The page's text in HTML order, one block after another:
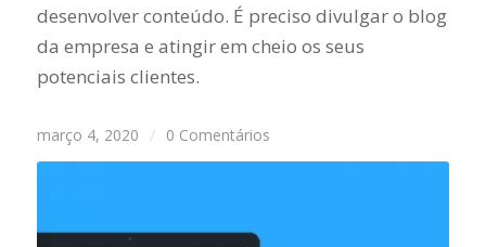
desenvolver conteúdo. É preciso divulgar o blog
da empresa e atingir em cheio os seus
potenciais clientes.
março 4, 2020 / 0 Comentários